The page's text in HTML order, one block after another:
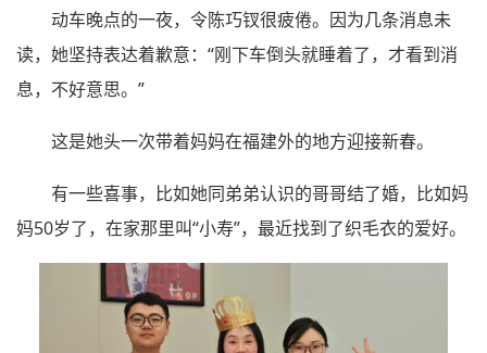
动车晚点的一夜，令陈巧钗很疲倦。因为几条消息未
读，她坚持表达着歉意：“刚下车倒头就睡着了，才看到消
息，不好意思。”
这是她头一次带着妈妈在福建外的地方迎接新春。
有一些喜事，比如她同弟弟认识的哥哥结了婚，比如妈
妈50岁了，在家那里叫“小寿”，最近找到了织毛衣的爱好。